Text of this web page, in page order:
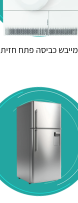
מייבש כביסה פתח חזית